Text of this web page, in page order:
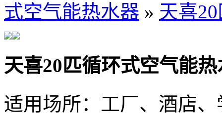
式空气能热水器 » 天喜
天喜20匹循环式空气能
适用场所：工厂、酒店